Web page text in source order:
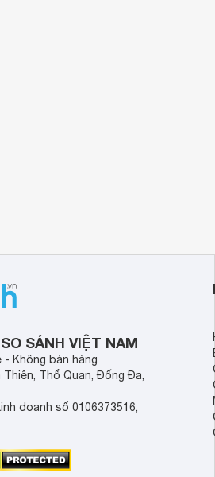
SÁNH VIỆT NAM
- Không bán hàng
Thổ Quan, Đống Đa,
doanh số 0106373516,